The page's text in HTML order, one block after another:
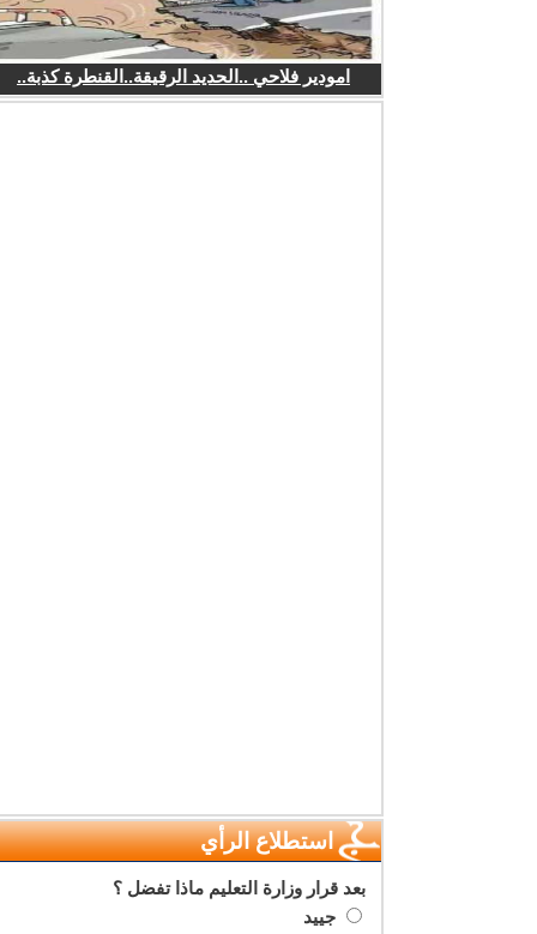
امودير فلاحي ..الحديد الرقيقة..القنطرة كذبة..
استطلاع الرأي
بعد قرار وزارة التعليم ماذا تفضل ؟
جييد